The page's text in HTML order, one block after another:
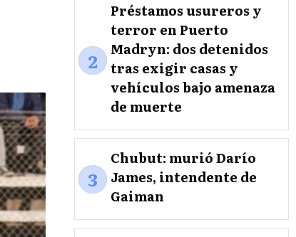
2
Préstamos usureros y
terror en Puerto
Madryn: dos detenidos
tras exigir casas y
vehículos bajo amenaza
de muerte
3
Chubut: murió Darío
James, intendente de
Gaiman